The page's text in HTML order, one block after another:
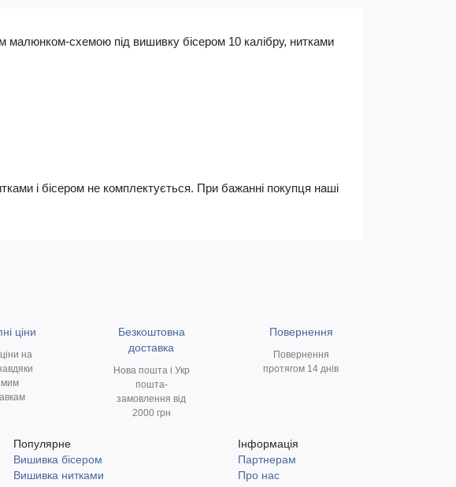
малюнком-схемою під вишивку бісером 10 калібру, нитками
і бісером не комплектується. При бажанні покупця наші
ціни
на
Безкоштовна
доставка
Нова пошта і Укр
пошта-
замовлення від
2000 грн
Повернення
Повернення
протягом 14 днів
Популярне
Вишивка бісером
Вишивка нитками
Інформація
Партнерам
Про нас